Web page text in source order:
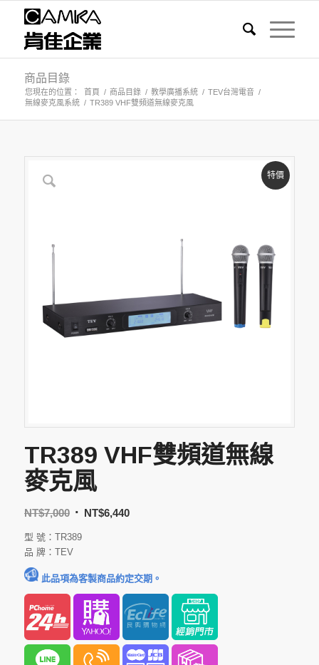
商品目錄
您現在的位置： 首頁 / 商品目錄 / 教學廣播系統 / TEV台灣電音 /
無線麥克風系統 / TR389 VHF雙頻道無線麥克風
特價
TR389 VHF雙頻道無線
麥克風
NT$7,000 NT$6,440
型 號：TR389
品 牌：TEV
此品項為客製商品約定交期。